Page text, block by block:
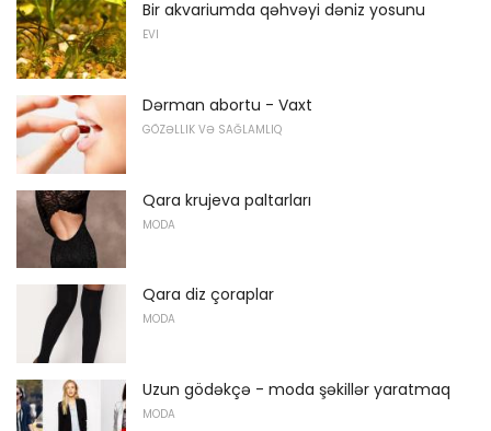
Bir akvariumda qəhvəyi dəniz yosunu
EVI
Dərman abortu - Vaxt
GÖZƏLLIK VƏ SAĞLAMLIQ
Qara krujeva paltarları
MODA
Qara diz çoraplar
MODA
Uzun gödəkçə - moda şəkillər yaratmaq
MODA